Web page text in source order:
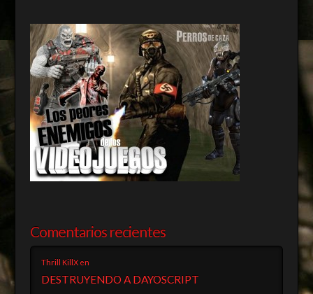
Comentarios recientes
Thrill KillX en
DESTRUYENDO A DAYOSCRIPT